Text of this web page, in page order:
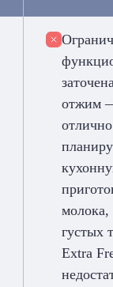
отжим
молока,
густых
Extra